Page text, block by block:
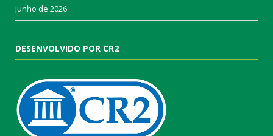
junho de 2026
DESENVOLVIDO POR CR2